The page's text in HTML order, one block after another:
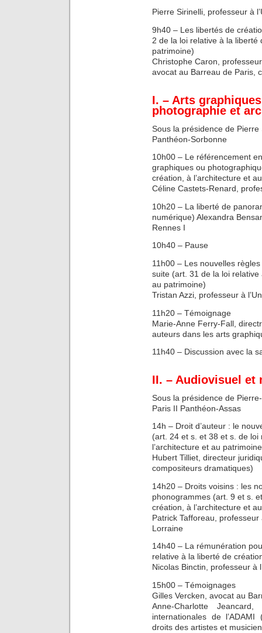
Pierre Sirinelli, professeur à
9h40 – Les libertés de
2 de la loi relative à la liberté
patrimoine)
Christophe Caron,
avocat au Barreau de Paris,
I. – Arts
photographie et
Sous la présidence de Pierre
Panthéon-Sorbonne
10h00 – Le référencement
graphiques ou
création, à l’architecture et
Céline Castets-Renard,
10h20 – La liberté de
numérique) Alexandra
Rennes I
10h40 – Pause
11h00 – Les nouvelles
suite (art. 31 de la loi relative
au patrimoine)
Tristan Azzi, professeur à
11h20 – Témoignage
Marie-Anne Ferry-Fall,
auteurs dans les arts
11h40 – Discussion avec la
II. – Audiovisuel et
Sous la présidence de
Paris II Panthéon-Assas
14h – Droit d’auteur : le
(art. 24 et s. et 38 et s. de
l’architecture et au
Hubert Tilliet, directeur
compositeurs dramatiques)
14h20 – Droits voisins : les
phonogrammes (art. 9 et s.
création, à l’architecture et
Patrick Tafforeau,
Lorraine
14h40 – La rémunération
relative à la liberté de
Nicolas Binctin, professeur à
15h00 – Témoignages
Gilles Vercken, avocat au
Anne-Charlotte
internationales de
droits des artistes et